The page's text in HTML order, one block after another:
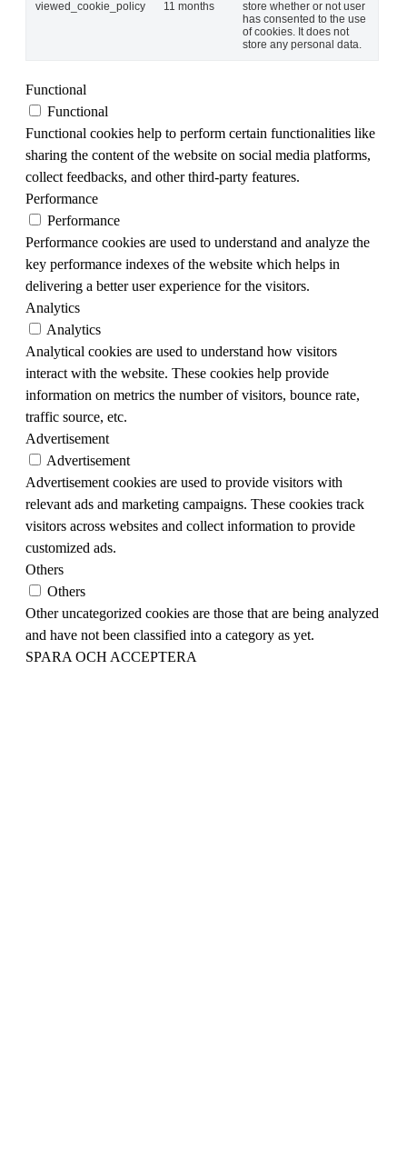
viewed_cookie_policy 11 months
store whether or not user
has consented to the use
of cookies. It does not
store any personal data.
Functional
Functional
Functional cookies help to perform certain functionalities like
sharing the content of the website on social media platforms,
collect feedbacks, and other third-party features.
Performance
Performance
Performance cookies are used to understand and analyze the
key performance indexes of the website which helps in
delivering a better user experience for the visitors.
Analytics
Analytics
Analytical cookies are used to understand how visitors
interact with the website. These cookies help provide
information on metrics the number of visitors, bounce rate,
traffic source, etc.
Advertisement
Advertisement
Advertisement cookies are used to provide visitors with
relevant ads and marketing campaigns. These cookies track
visitors across websites and collect information to provide
customized ads.
Others
Others
Other uncategorized cookies are those that are being analyzed
and have not been classified into a category as yet.
SPARA OCH ACCEPTERA